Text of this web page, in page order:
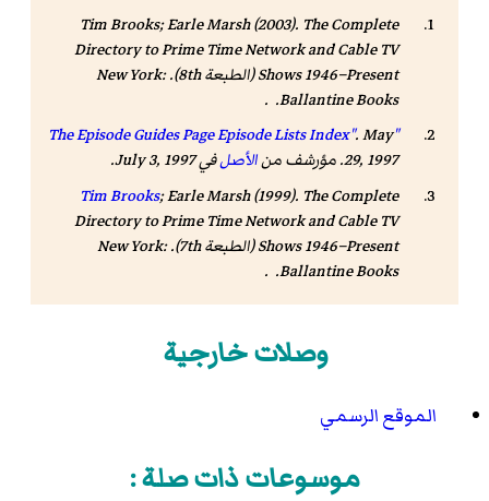
Tim Brooks; Earle Marsh (2003). The Complete
Directory to Prime Time Network and Cable TV
Shows 1946–Present(الطبعة 8th). New York:
Ballantine Books
. .
"The Episode Guides Page Episode Lists Index"
. May
29, 1997. مؤرشف من
الأصلفي July 3, 1997.
Tim Brooks; Earle Marsh (1999). The Complete
Directory to Prime Time Network and Cable TV
Shows 1946–Present(الطبعة 7th). New York:
Ballantine Books
. .
وصلات خارجية
الموقع الرسمي
موسوعات ذات صلة :